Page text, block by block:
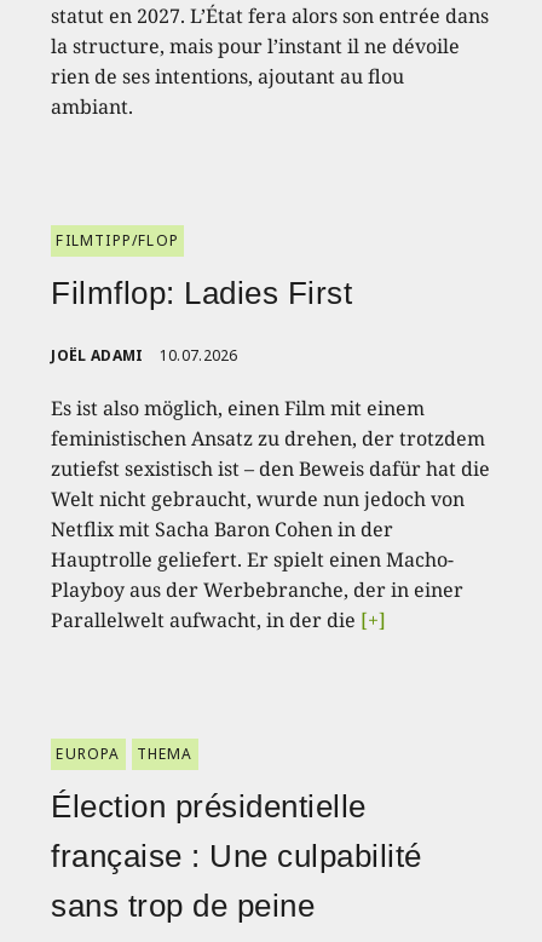
statut en 2027. L’État fera alors son entrée dans
la structure, mais pour l’instant il ne dévoile
rien de ses intentions, ajoutant au flou
ambiant.
FILMTIPP/FLOP
Filmflop: Ladies First
JOËL ADAMI 10.07.2026
Es ist also möglich, einen Film mit einem
feministischen Ansatz zu drehen, der trotzdem
zutiefst sexistisch ist – den Beweis dafür hat die
Welt nicht gebraucht, wurde nun jedoch von
Netflix mit Sacha Baron Cohen in der
Hauptrolle geliefert. Er spielt einen Macho-
Playboy aus der Werbebranche, der in einer
Parallelwelt aufwacht, in der die [+]
EUROPA THEMA
Élection présidentielle
française : Une culpabilité
sans trop de peine